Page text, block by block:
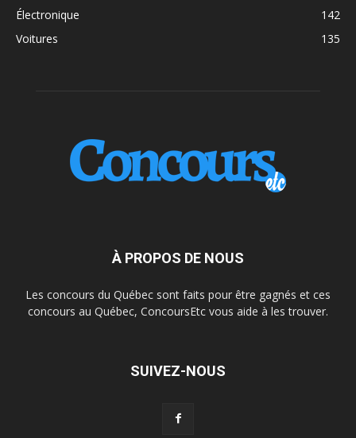
Électronique
142
Voitures
135
À PROPOS DE NOUS
Les concours du Québec sont faits pour être gagnés et ces
concours au Québec, ConcoursEtc vous aide à les trouver.
SUIVEZ-NOUS